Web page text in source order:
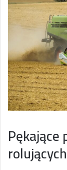
Pękające